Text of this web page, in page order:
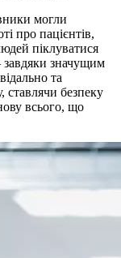
могли
про пацієнтів,
піклуватися
завдяки значущим
та
ставлячи безпеку
всього, що